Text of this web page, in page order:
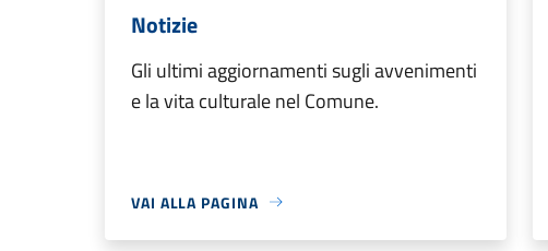
Notizie
Gli ultimi aggiornamenti sugli avvenimenti
e la vita culturale nel Comune.
VAI ALLA PAGINA